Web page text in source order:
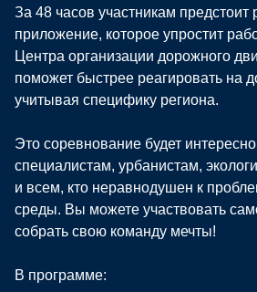
За 48 часов участникам предстоит
приложение, которое упростит
Центра организации дорожного
поможет быстрее реагировать на
учитывая специфику региона.
Это соревнование будет
специалистам, урбанистам,
и всем, кто неравнодушен к
среды. Вы можете участвовать
собрать свою команду мечты!
В программе: